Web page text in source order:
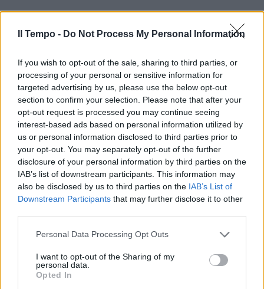
Il Tempo - Do Not Process My Personal Information
If you wish to opt-out of the sale, sharing to third parties, or
processing of your personal or sensitive information for
targeted advertising by us, please use the below opt-out
section to confirm your selection. Please note that after your
opt-out request is processed you may continue seeing
interest-based ads based on personal information utilized by
us or personal information disclosed to third parties prior to
your opt-out. You may separately opt-out of the further
disclosure of your personal information by third parties on the
IAB’s list of downstream participants. This information may
also be disclosed by us to third parties on the IAB’s List of
Downstream Participants that may further disclose it to other
Personal Data Processing Opt Outs
I want to opt-out of the Sharing of my
personal data.
Opted In
In evidenza